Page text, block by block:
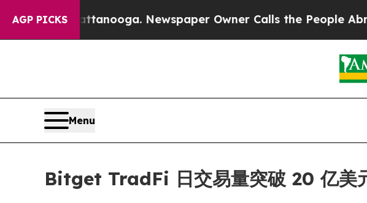
AGP PICKS
in Chattanooga. Newspaper Owner Calls the People Abruptly
Menu
Bitget TradFi 日交易量突破 20 亿美